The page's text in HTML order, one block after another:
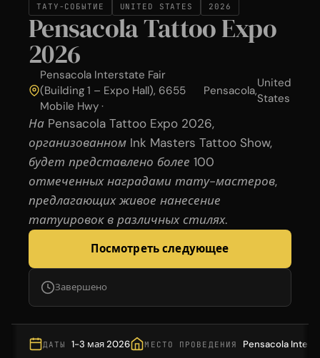
ТАТУ-СОБЫТИЕ UNITED STATES 2026
Pensacola Tattoo Expo
2026
Pensacola Interstate Fair
(Building 1 – Expo Hall), 6655
Mobile Hwy ·
Pensacola,
United
States
На Pensacola Tattoo Expo 2026,
организованном Ink Masters Tattoo Show,
будет представлено более 100
отмеченных наградами тату-мастеров,
предлагающих живое нанесение
татуировок в различных стилях.
Посмотреть следующее
Завершено
ДАТЫ 1-3 мая 2026 МЕСТО ПРОВЕДЕНИЯ Pensacola